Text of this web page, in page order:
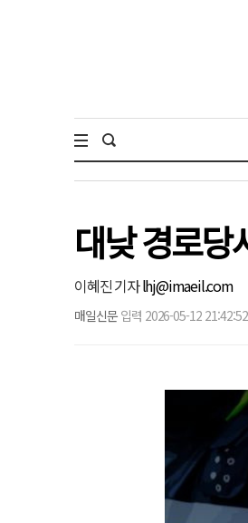
대낮 경로
이혜진 기자lhj@imaeil.com
매일신문 입력 2026-05-12